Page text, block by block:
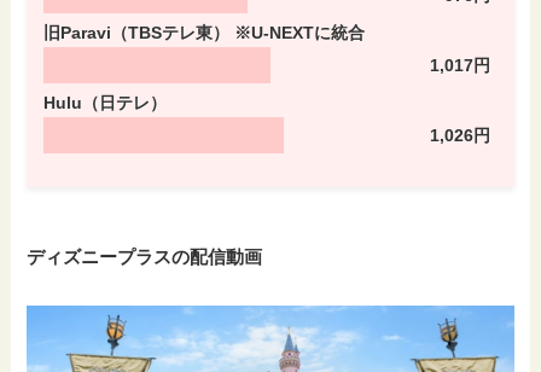
旧Paravi（TBSテレ東） ※U-NEXTに統合
1,017円
Hulu（日テレ）
1,026円
ディズニープラスの配信動画